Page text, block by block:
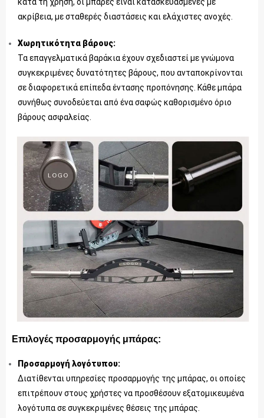
ακρίβεια, με σταθερές διαστάσεις και ελάχιστες ανοχές.
Χωρητικότητα βάρους:
Τα επαγγελματικά βαράκια έχουν σχεδιαστεί με γνώμονα
συγκεκριμένες δυνατότητες βάρους, που ανταποκρίνονται
σε διαφορετικά επίπεδα έντασης προπόνησης. Κάθε μπάρα
συνήθως συνοδεύεται από ένα σαφώς καθορισμένο όριο
βάρους ασφαλείας.
Επιλογές προσαρμογής μπάρας:
Προσαρμογή λογότυπου:
Διατίθενται υπηρεσίες προσαρμογής της μπάρας, οι οποίες
επιτρέπουν στους χρήστες να προσθέσουν εξατομικευμένα
λογότυπα σε συγκεκριμένες θέσεις της μπάρας.